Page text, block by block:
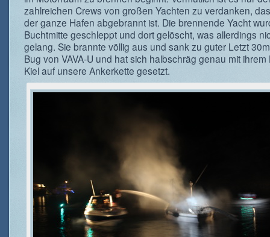
zahlreichen Crews von großen Yachten zu verdanken,
der ganze Hafen abgebrannt ist. Die brennende Yacht
Buchtmitte geschleppt und dort gelöscht, was allerdings
gelang. Sie brannte völlig aus und sank zu guter Letzt
Bug von VAVA-U und hat sich halbschräg genau mit ihrem
Kiel auf unsere Ankerkette gesetzt.